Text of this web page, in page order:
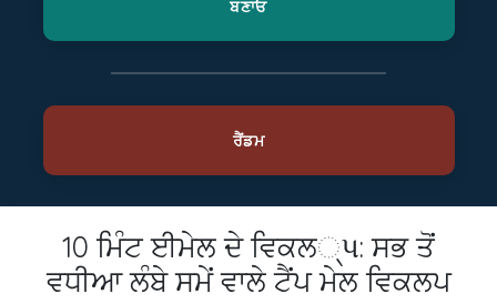
10 ਮਿੰਟ ਈਮੇਲ ਦੇ ਵਿਕਲ્પ: ਸਭ ਤੋਂ
ਵਧੀਆ ਲੰਬੇ ਸਮੇਂ ਵਾਲੇ ਟੈਂਪ ਮੇਲ ਵਿਕਲਪ